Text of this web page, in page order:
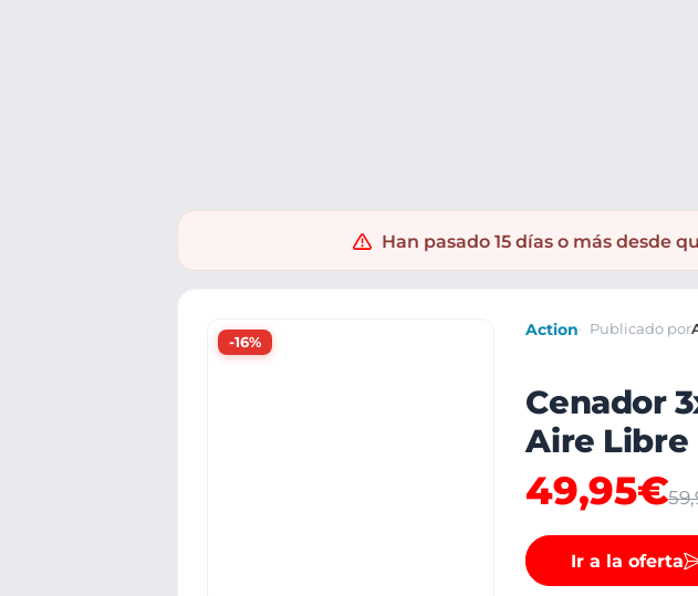
Han pasado 15 días o más desde
-16%
Action Publicado por
Cenador
Aire Libre
49,95€
Ir a la oferta